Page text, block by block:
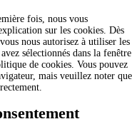
fois, nous vous
sur les cookies. Dès
nous autorisez à utiliser les
sélectionnés dans la fenêtre
de cookies. Vous pouvez
mais veuillez noter que